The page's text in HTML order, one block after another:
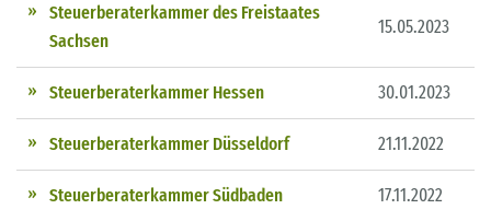
Steuerberaterkammer des Freistaates
Sachsen
15.05.2023
Steuerberaterkammer Hessen 30.01.2023
Steuerberaterkammer Düsseldorf 21.11.2022
Steuerberaterkammer Südbaden 17.11.2022